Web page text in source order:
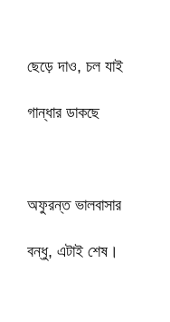
ছেড়ে দাও, চল যাই
গান্ধার ডাকছে
অফুরন্ত ভালবাসার
বন্ধু, এটাই শেষ।